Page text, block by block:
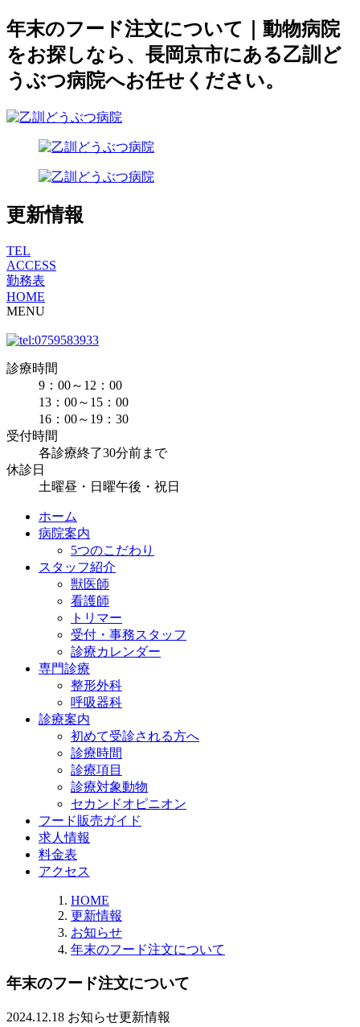
年末のフード注文について｜動物病院
をお探しなら、長岡京市にある乙訓ど
うぶつ病院へお任せください。
更新情報
TEL
ACCESS
勤務表
HOME
MENU
診療時間
9：00～12：00
13：00～15：00
16：00～19：30
受付時間
各診療終了30分前まで
休診日
土曜昼・日曜午後・祝日
ホーム
病院案内
5つのこだわり
スタッフ紹介
獣医師
看護師
トリマー
受付・事務スタッフ
診療カレンダー
専門診療
整形外科
呼吸器科
診療案内
初めて受診される方へ
診療時間
診療項目
診療対象動物
セカンドオピニオン
フード販売ガイド
求人情報
料金表
アクセス
HOME
更新情報
お知らせ
年末のフード注文について
年末のフード注文について
2024.12.18 お知らせ更新情報